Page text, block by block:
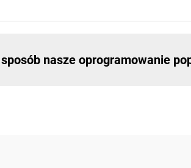
nasze oprogramowanie